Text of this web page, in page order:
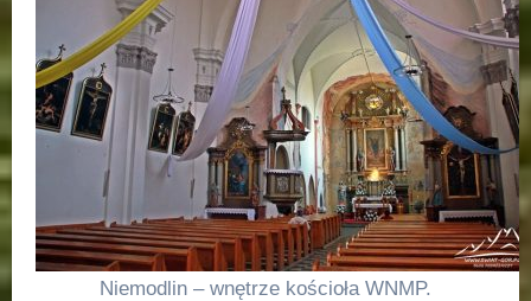
Niemodlin – wnętrze kościoła WNMP.